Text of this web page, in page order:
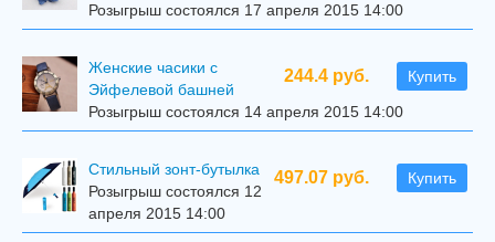
Розыгрыш состоялся 17 апреля 2015 14:00
244.4 руб. Купить
Женские часики с
Эйфелевой башней
Розыгрыш состоялся 14 апреля 2015 14:00
497.07 руб. Купить
Стильный зонт-бутылка
Розыгрыш состоялся 12
апреля 2015 14:00